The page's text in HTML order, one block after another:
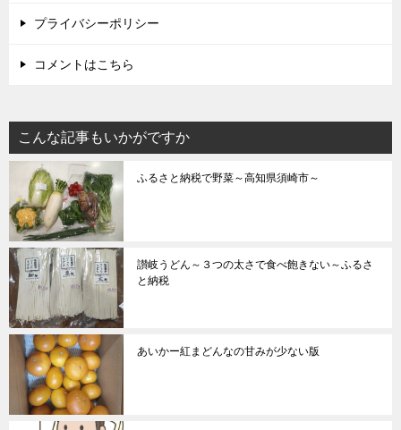
プライバシーポリシー
コメントはこちら
こんな記事もいかがですか
ふるさと納税で野菜～高知県須崎市～
讃岐うどん～３つの太さで食べ飽きない～ふるさ
と納税
あいかー紅まどんなの甘みが少ない版